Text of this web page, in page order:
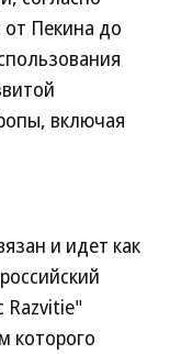
от Пекина до
включая
и идет как
Razvitie"
которого